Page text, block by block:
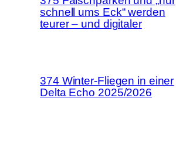
schnell ums Eck“ werden
teurer – und digitaler
374 Winter-Fliegen in einer
Delta Echo 2025/2026